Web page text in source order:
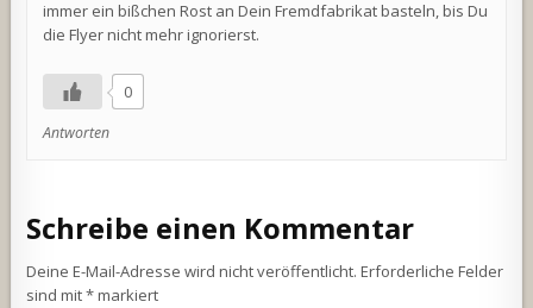
immer ein bißchen Rost an Dein Fremdfabrikat basteln, bis Du
die Flyer nicht mehr ignorierst.
0
Antworten
Schreibe einen Kommentar
Deine E-Mail-Adresse wird nicht veröffentlicht. Erforderliche Felder
sind mit*markiert